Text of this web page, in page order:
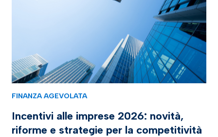
FINANZA AGEVOLATA
Incentivi alle imprese 2026: novità,
riforme e strategie per la competitività